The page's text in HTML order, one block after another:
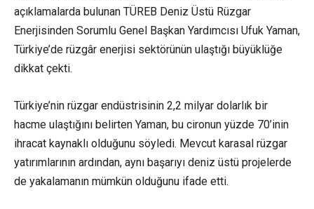
açıklamalarda bulunan TÜREB Deniz Üstü Rüzgar
Enerjisinden Sorumlu Genel Başkan Yardımcısı Ufuk Yaman,
Türkiye’de rüzgâr enerjisi sektörünün ulaştığı büyüklüğe
dikkat çekti.
Türkiye’nin rüzgar endüstrisinin 2,2 milyar dolarlık bir
hacme ulaştığını belirten Yaman, bu cironun yüzde 70’inin
ihracat kaynaklı olduğunu söyledi. Mevcut karasal rüzgar
yatırımlarının ardından, aynı başarıyı deniz üstü projelerde
de yakalamanın mümkün olduğunu ifade etti.